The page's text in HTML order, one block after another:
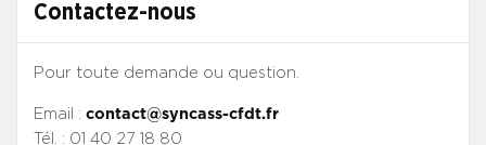
Contactez-nous
Pour toute demande ou question.
Email : contact@syncass-cfdt.fr
Tél. : 01 40 27 18 80